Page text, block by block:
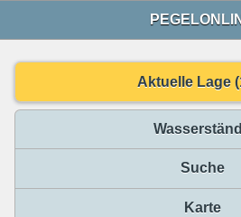
Aktuelle Lage
Suche
Karte